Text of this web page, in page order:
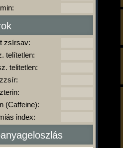
zsírsav:
telítetlen:
telitetlen:
(Caffeine):
index: